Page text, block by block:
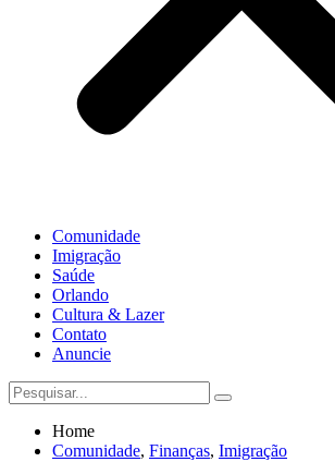
Comunidade
Imigração
Saúde
Orlando
Cultura & Lazer
Contato
Anuncie
Home
Comunidade, Finanças, Imigração